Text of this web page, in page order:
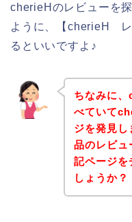
cherieHのレビューを
ように、【cherieH レ
るといいですよ♪
ちなみに
べていて
ジを発見
品のレビュ
記ページを
しょうか？